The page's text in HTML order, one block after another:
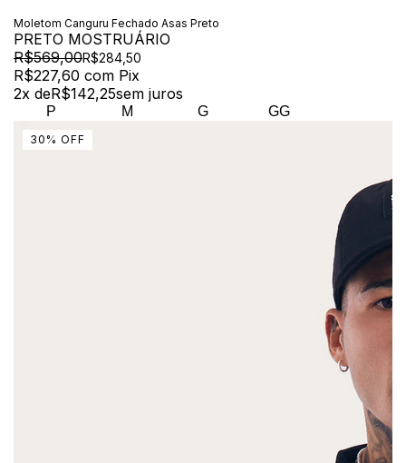
Moletom Canguru Fechado Asas Preto
PRETO MOSTRUÁRIO
R$569,00R$284,50
R$227,60 com Pix
2x deR$142,25sem juros
P M G GG
30 % OFF